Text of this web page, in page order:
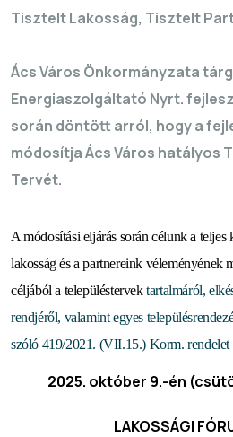
Tisztelt Lakosság, Tisztelt
Ács Város Önkormányzata
Energiaszolgáltató Nyrt.
során döntött arról, hogy a
módosítja Ács Város hatályos
Tervét.
A módosítási eljárás során célunk a teljes
lakosság és a partnereink véleményének
céljából a településtervektartalmáról,
rendjéről, valamint egyes
szóló 419/2021. (VII.15.) Korm. rendelet
2025. október 9.-én
LAKOSSÁGI